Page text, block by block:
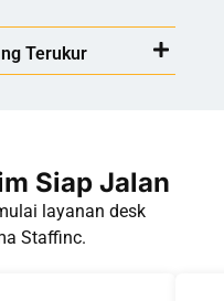
Terukur
Siap Jalan
layanan desk
Staffinc.